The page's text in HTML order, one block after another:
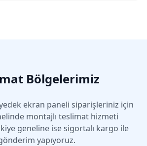
Bölgelerimiz
ekran paneli siparişleriniz için
montajlı teslimat hizmeti
geneline ise sigortalı kargo ile
yapıyoruz.